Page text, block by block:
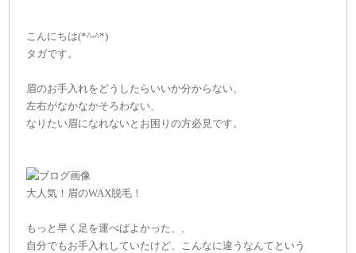
こんにちは(*^-^*)
タガです。
眉のお手入れをどうしたらいいか分からない、
左右がなかなかそろわない、
なりたい眉になれないとお困りの方必見です。
大人気！眉のWAX脱毛！
もっと早く足を運べばよかった、、
自分でもお手入れしていたけど、こんなに違うなんてという